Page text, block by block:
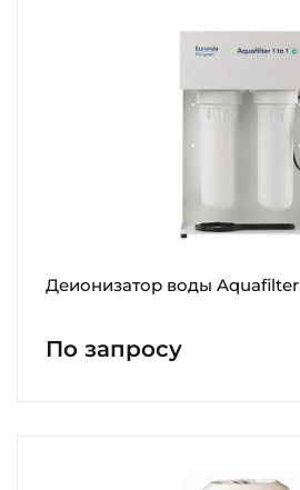
Деионизатор воды Aquafilter
По запросу